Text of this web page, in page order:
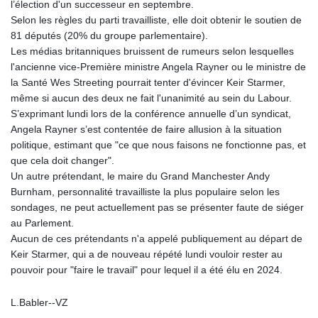
l’élection d'un successeur en septembre.
Selon les règles du parti travailliste, elle doit obtenir le soutien de
81 députés (20% du groupe parlementaire).
Les médias britanniques bruissent de rumeurs selon lesquelles
l'ancienne vice-Première ministre Angela Rayner ou le ministre de
la Santé Wes Streeting pourrait tenter d'évincer Keir Starmer,
même si aucun des deux ne fait l'unanimité au sein du Labour.
S’exprimant lundi lors de la conférence annuelle d’un syndicat,
Angela Rayner s’est contentée de faire allusion à la situation
politique, estimant que "ce que nous faisons ne fonctionne pas, et
que cela doit changer".
Un autre prétendant, le maire du Grand Manchester Andy
Burnham, personnalité travailliste la plus populaire selon les
sondages, ne peut actuellement pas se présenter faute de siéger
au Parlement.
Aucun de ces prétendants n'a appelé publiquement au départ de
Keir Starmer, qui a de nouveau répété lundi vouloir rester au
pouvoir pour "faire le travail" pour lequel il a été élu en 2024.
L.Babler--VZ